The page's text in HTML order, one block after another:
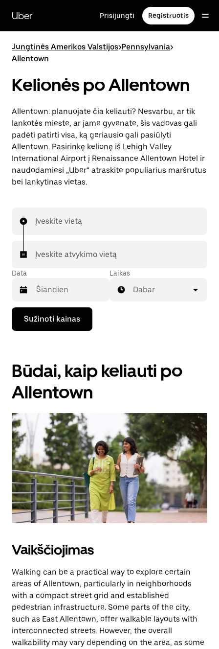
prie
pagrindinio
turinio
Uber Prisijungti Registruotis
Jungtinės Amerikos Valstijos>Pennsylvania>
Allentown
Kelionės po Allentown
Allentown: planuojate čia keliauti? Nesvarbu, ar tik
lankotės mieste, ar jame gyvenate, šis vadovas gali
padėti patirti visa, ką geriausio gali pasiūlyti
Allentown. Pasirinkę kelionę iš Lehigh Valley
International Airport į Renaissance Allentown Hotel ir
naudodamiesi „Uber“ atraskite populiarius maršrutus
bei lankytinas vietas.
Įveskite vietą
Įveskite atvykimo vietą
Data
Paspauskite
rodyklės
žemyn
kalendoriuje
pasirinkti
datą.
Paspauskite
kad
uždarytumėte
kalendorių.
Laikas
Dabar
Sužinoti kainas
Būdai, kaip keliauti po
Allentown
Vaikščiojimas
Walking can be a practical way to explore certain
areas of Allentown, particularly in neighborhoods
with a compact street grid and established
pedestrian infrastructure. Some parts of the city,
such as East Allentown, offer walkable layouts with
interconnected streets. However, the overall
walkability may vary depending on the area, as some